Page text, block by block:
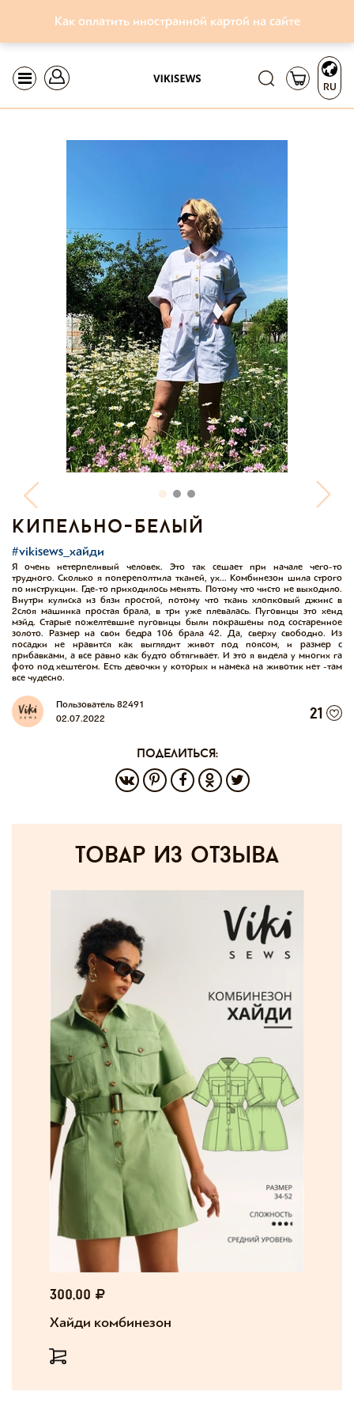
Как оплатить иностранной картой на сайте
RU
кипельно-белый
#vikisews_хайди
Я очень нетерпеливый человек. Это так сешает при начале чего-то
трудного. Сколько я попереполтила тканей, ух... Комбинезон шила строго
по инструкции. Где-то приходилось менять. Потому что чисто не выходило.
Внутри кулиска из бязи простой, потому что ткань хлопковый джинс в
2слоя машинка простая брала, в три уже плевалась. Пуговицы это хенд
мэйд. Старые пожелтевшие пуговицы были покрашены под состаренное
золото. Размер на свои бедра 106 брала 42. Да, сверху свободно. Из
посадки не нравится как выглядит живот под поясом, и размер с
прибавками, а все равно как будто обтягивает. И это я видела у многих га
фото под хештегом. Есть девочки у которых и намека на животик нет -там
все чудесно.
Пользователь 82491
02.07.2022
21
поделиться:
товар из отзыва
300,00
Хайди комбинезон